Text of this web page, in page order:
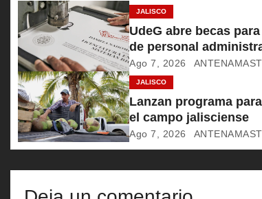
ó
n
d
e
e
n
t
JALISCO
UdeG abre becas
de personal
Ago 7, 2026
JALISCO
Lanzan programa
el campo jalisciense
Ago 7, 2026